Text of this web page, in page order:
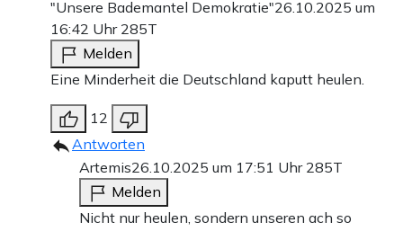
"Unsere Bademantel Demokratie"26.10.2025 um
16:42 Uhr 285T
Melden
Eine Minderheit die Deutschland kaputt heulen.
12
Antworten
Artemis26.10.2025 um 17:51 Uhr 285T
Melden
Nicht nur heulen, sondern unseren ach so